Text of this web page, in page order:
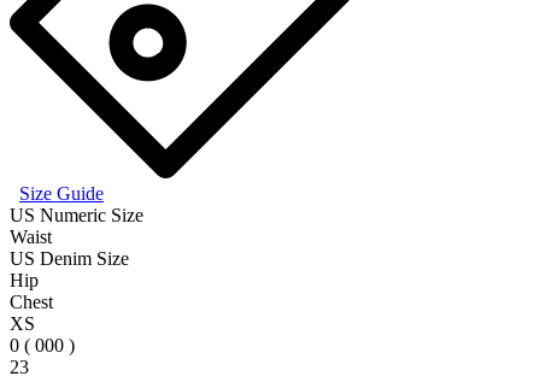
Size Guide
US Numeric Size
Waist
US Denim Size
Hip
Chest
XS
0 ( 000 )
23